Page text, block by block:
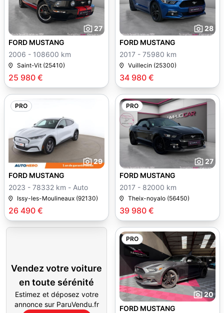
27
25 980 €
FORD MUSTANG
2006 - 108600 km
Saint-Vit (25410)
28
34 980 €
FORD MUSTANG
2017 - 75980 km
Vuillecin (25300)
PRO
29
26 490 €
FORD MUSTANG
2023 - 78332 km - Auto
Issy-les-Moulineaux (92130)
PRO
27
39 980 €
FORD MUSTANG
2017 - 82000 km
Theix-noyalo (56450)
Vendez votre voiture
en toute sérénité
Estimez et déposez votre
annonce sur ParuVendu.fr
PRO
20
FORD MUSTANG